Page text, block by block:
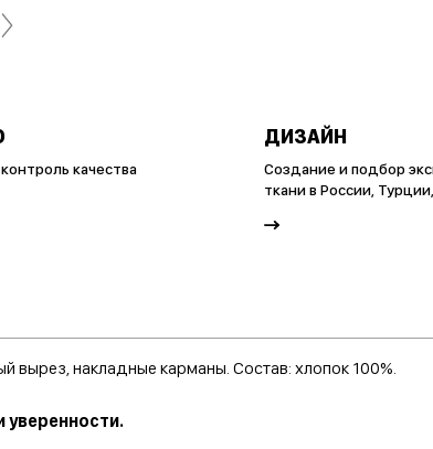
качества
ДИЗАЙН
Создание и подбор
ткани в России,
вырез, накладные карманы. Состав: хлопок 100%.